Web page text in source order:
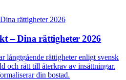
– Dina rättigheter 2026
långtgående rättigheter enligt svensk
och rätt till återkrav av insättningar.
din bostad.